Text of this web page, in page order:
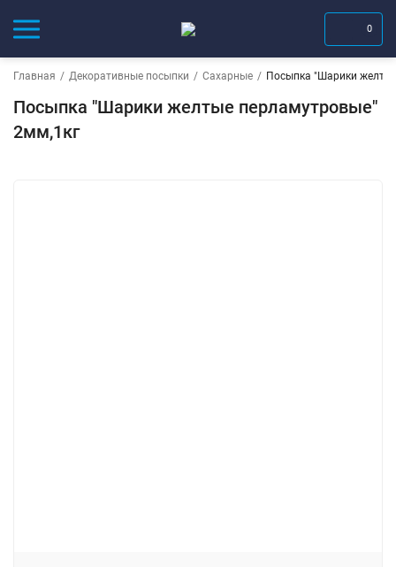
0
Главная / Декоративные посыпки / Сахарные / Посыпка "Шарики
Посыпка "Шарики желтые перламутровые"
2мм,1кг